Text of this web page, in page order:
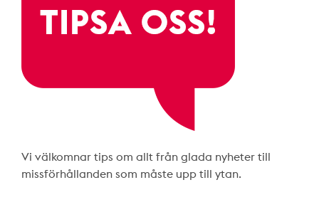
Vi välkomnar tips om allt från glada nyheter till
missförhållanden som måste upp till ytan.